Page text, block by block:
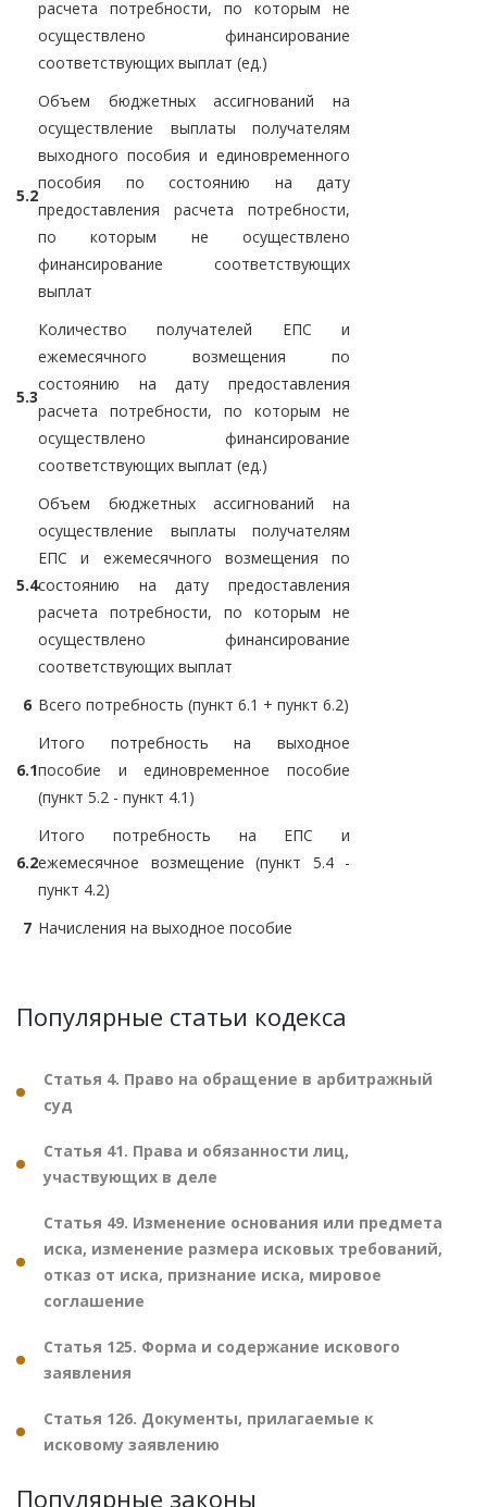
расчета потребности, по которым не
осуществлено финансирование
соответствующих выплат (ед.)
5.2
Объем бюджетных ассигнований на
осуществление выплаты получателям
выходного пособия и единовременного
пособия по состоянию на дату
предоставления расчета потребности,
по которым не осуществлено
финансирование соответствующих
выплат
5.3
Количество получателей ЕПС и
ежемесячного возмещения по
состоянию на дату предоставления
расчета потребности, по которым не
осуществлено финансирование
соответствующих выплат (ед.)
5.4
Объем бюджетных ассигнований на
осуществление выплаты получателям
ЕПС и ежемесячного возмещения по
состоянию на дату предоставления
расчета потребности, по которым не
осуществлено финансирование
соответствующих выплат
6 Всего потребность (пункт 6.1 + пункт 6.2)
6.1
Итого потребность на выходное
пособие и единовременное пособие
(пункт 5.2 - пункт 4.1)
6.2
Итого потребность на ЕПС и
ежемесячное возмещение (пункт 5.4 -
пункт 4.2)
7 Начисления на выходное пособие
Популярные статьи кодекса
Статья 4. Право на обращение в арбитражный
суд
Статья 41. Права и обязанности лиц,
участвующих в деле
Статья 49. Изменение основания или предмета
иска, изменение размера исковых требований,
отказ от иска, признание иска, мировое
соглашение
Статья 125. Форма и содержание искового
заявления
Статья 126. Документы, прилагаемые к
исковому заявлению
Популярные законы